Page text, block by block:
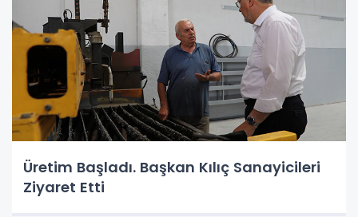
Üretim Başladı. Başkan Kılıç Sanayicileri
Ziyaret Etti